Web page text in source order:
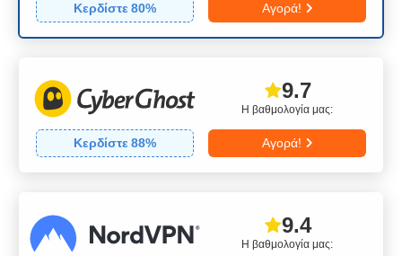
Κερδίστε 80% Αγορά!
Η βαθμολογία μας:
9.7
Κερδίστε 88% Αγορά!
Η βαθμολογία μας:
9.4